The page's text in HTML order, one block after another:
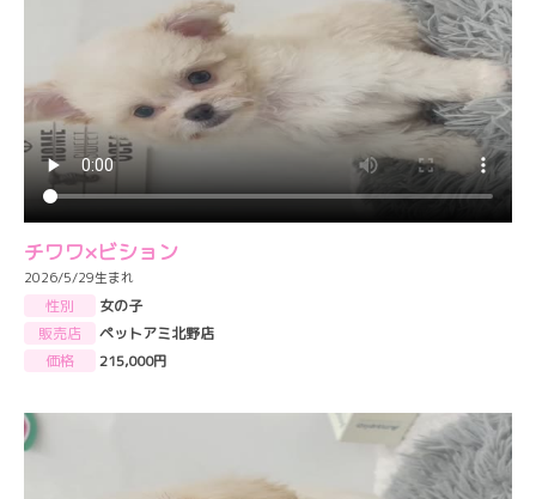
チワワ×ビション
2026/5/29生まれ
性別
女の子
販売店
ペットアミ北野店
価格
215,000円